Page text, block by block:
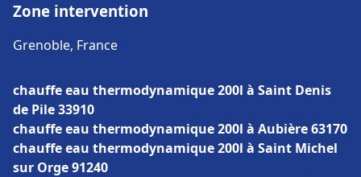
Zone intervention
Grenoble, France
chauffe eau thermodynamique 200l à Saint Denis
de Pile 33910
chauffe eau thermodynamique 200l à Aubière 63170
chauffe eau thermodynamique 200l à Saint Michel
sur Orge 91240